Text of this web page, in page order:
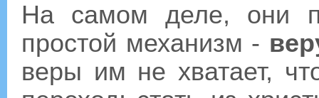
На самом деле, они
простой механизм -
веры им не хватает,